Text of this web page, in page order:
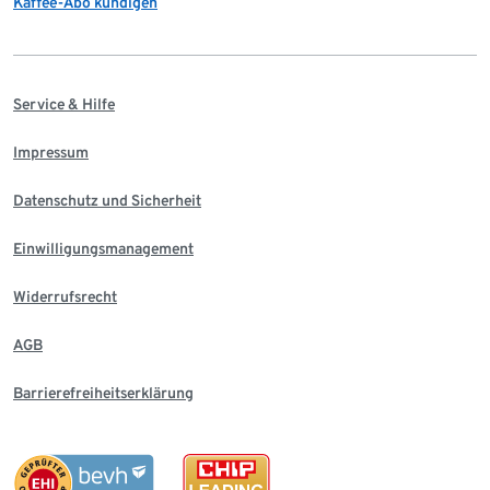
Service & Hilfe
Impressum
Datenschutz und Sicherheit
Einwilligungsmanagement
Widerrufsrecht
AGB
Barrierefreiheitserklärung